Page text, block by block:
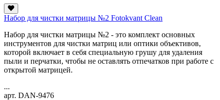
Набор для чистки матрицы №2 Fotokvant Clean
Набор для чистки матрицы №2 - это комплект основных
инструментов для чистки матриц или оптики объективов,
которой включает в себя специальную грушу для удаления
пыли и перчатки, чтобы не оставлять отпечатков при работе с
открытой матрицей.
...
арт. DAN-9476